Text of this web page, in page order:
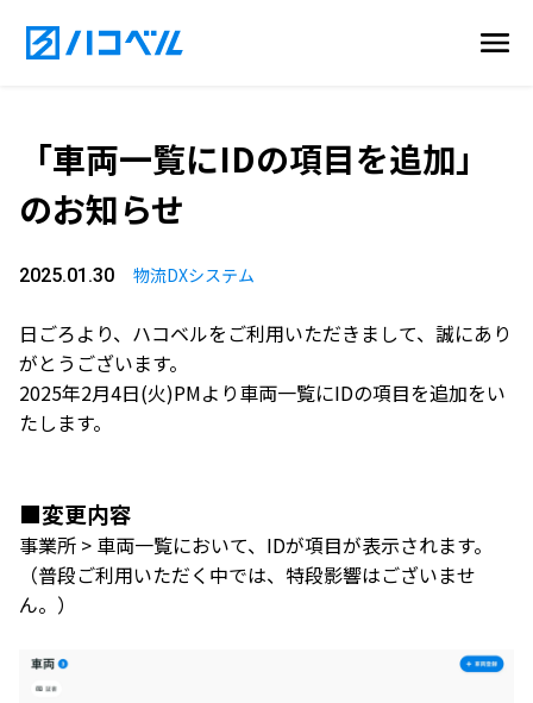
「車両一覧にIDの項目を追加」
のお知らせ
2025.01.30 物流DXシステム
日ごろより、ハコベルをご利用いただきまして、誠にあり
がとうございます。
2025年2月4日(火)PMより車両一覧にIDの項目を追加をい
たします。
■変更内容
事業所 > 車両一覧において、IDが項目が表示されます。
（普段ご利用いただく中では、特段影響はございませ
ん。）